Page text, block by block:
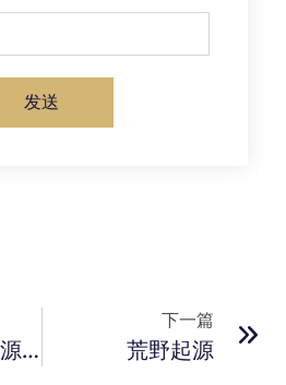
发送
腾讯《荒野起源》发布“放逐森林”全新实机预告
下一篇
荒野起源